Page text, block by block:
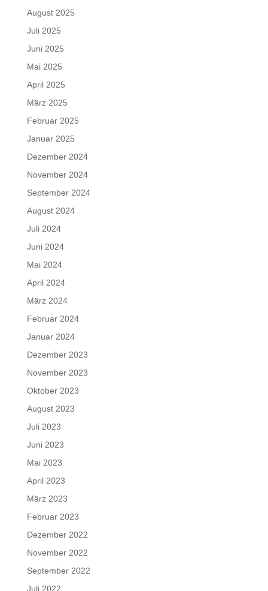
August 2025
Juli 2025
Juni 2025
Mai 2025
April 2025
März 2025
Februar 2025
Januar 2025
Dezember 2024
November 2024
September 2024
August 2024
Juli 2024
Juni 2024
Mai 2024
April 2024
März 2024
Februar 2024
Januar 2024
Dezember 2023
November 2023
Oktober 2023
August 2023
Juli 2023
Juni 2023
Mai 2023
April 2023
März 2023
Februar 2023
Dezember 2022
November 2022
September 2022
Juli 2022